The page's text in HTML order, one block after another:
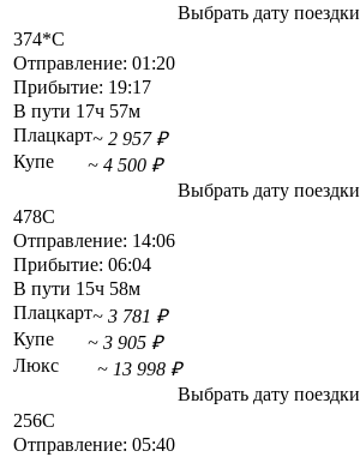
Выбрать дату поездки
374*С
Отправление: 01:20
Прибытие: 19:17
В пути 17ч 57м
Плацкарт~ 2 957 ₽
Купе
~ 4 500 ₽
Выбрать дату поездки
478С
Отправление: 14:06
Прибытие: 06:04
В пути 15ч 58м
Плацкарт~ 3 781 ₽
Купе
~ 3 905 ₽
Люкс
~ 13 998 ₽
Выбрать дату поездки
256С
Отправление: 05:40